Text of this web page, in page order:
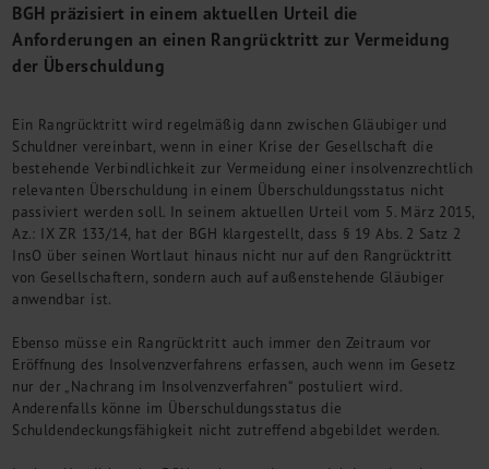
Restrukturierung
M&A + Unternehmensnachfolge
Management Consulting
China Consulting
Unternehmensgründung
Finanz- und Lohnbuchhaltung
Wirtschaftsprüfung
Steuerberatung
Rechtsberatung
M&A Deutschland/China
Industrielle Dienstleistungen
Inbound Investments
Coaching
Team
BGH präzisiert in einem aktuellen Urteil die
Anforderungen an einen Rangrücktritt zur Vermeidung
der Überschuldung
Ein Rangrücktritt wird regelmäßig dann zwischen Gläubiger und
Schuldner vereinbart, wenn in einer Krise der Gesellschaft die
bestehende Verbindlichkeit zur Vermeidung einer insolvenzrechtlich
relevanten Überschuldung in einem Überschuldungsstatus nicht
passiviert werden soll. In seinem aktuellen Urteil vom 5. März 2015,
Az.: IX ZR 133/14, hat der BGH klargestellt, dass § 19 Abs. 2 Satz 2
InsO über seinen Wortlaut hinaus nicht nur auf den Rangrücktritt
von Gesellschaftern, sondern auch auf außenstehende Gläubiger
anwendbar ist.
Ebenso müsse ein Rangrücktritt auch immer den Zeitraum vor
Eröffnung des Insolvenzverfahrens erfassen, auch wenn im Gesetz
nur der „Nachrang im Insolvenzverfahren“ postuliert wird.
Anderenfalls könne im Überschuldungsstatus die
Schuldendeckungsfähigkeit nicht zutreffend abgebildet werden.